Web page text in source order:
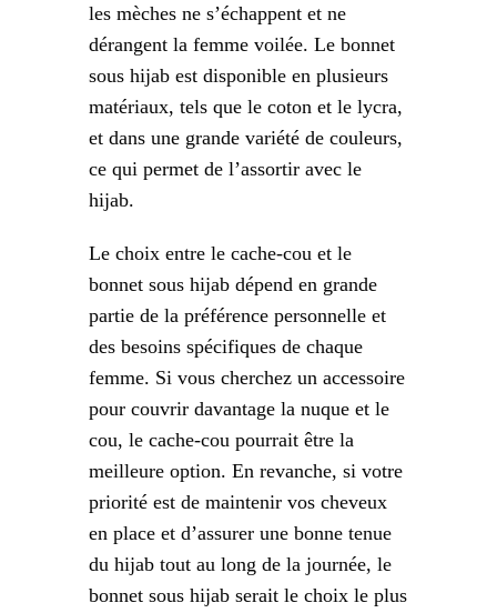
les mèches ne s’échappent et ne
dérangent la femme voilée. Le bonnet
sous hijab est disponible en plusieurs
matériaux, tels que le coton et le lycra,
et dans une grande variété de couleurs,
ce qui permet de l’assortir avec le
hijab.
Le choix entre le cache-cou et le
bonnet sous hijab dépend en grande
partie de la préférence personnelle et
des besoins spécifiques de chaque
femme. Si vous cherchez un accessoire
pour couvrir davantage la nuque et le
cou, le cache-cou pourrait être la
meilleure option. En revanche, si votre
priorité est de maintenir vos cheveux
en place et d’assurer une bonne tenue
du hijab tout au long de la journée, le
bonnet sous hijab serait le choix le plus